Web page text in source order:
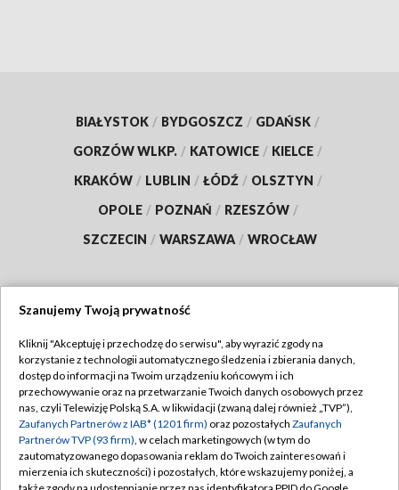
BIAŁYSTOK / BYDGOSZCZ / GDAŃSK /
GORZÓW WLKP. / KATOWICE / KIELCE /
KRAKÓW / LUBLIN / ŁÓDŹ / OLSZTYN /
OPOLE / POZNAŃ / RZESZÓW /
SZCZECIN / WARSZAWA / WROCŁAW
TVP
Abonament TVP
Emisja w TVP
Centrum informacji TVP
Naziemna Telewizja Cyfrowa
Regulamin TVP
Polityka prywatności
Moje zgody
Pomoc
Szanujemy Twoją prywatność
Kliknij "Akceptuję i przechodzę do serwisu", aby wyrazić zgody na
korzystanie z technologii automatycznego śledzenia i zbierania danych,
dostęp do informacji na Twoim urządzeniu końcowym i ich
przechowywanie oraz na przetwarzanie Twoich danych osobowych przez
nas, czyli Telewizję Polską S.A. w likwidacji (zwaną dalej również „TVP”),
Zaufanych Partnerów z IAB* (1201 firm) oraz pozostałych Zaufanych
Partnerów TVP (93 firm), w celach marketingowych (w tym do
zautomatyzowanego dopasowania reklam do Twoich zainteresowań i
mierzenia ich skuteczności) i pozostałych, które wskazujemy poniżej, a